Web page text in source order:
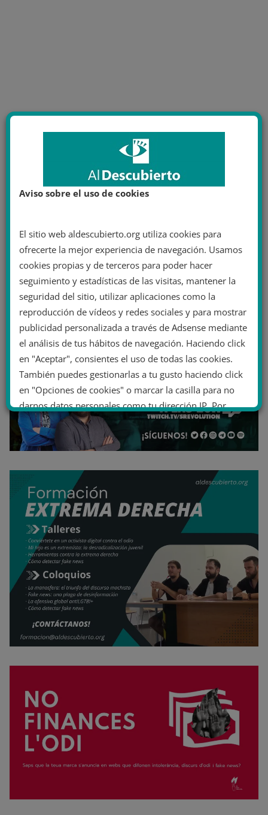
Aviso sobre el uso de cookies
El sitio web aldescubierto.org utiliza cookies para
ofrecerte la mejor experiencia de navegación. Usamos
cookies propias y de terceros para poder hacer
seguimiento y estadísticas de las visitas, mantener la
seguridad del sitio, utilizar aplicaciones como la
reproducción de vídeos y redes sociales y para mostrar
publicidad personalizada a través de Adsense mediante
el análisis de tus hábitos de navegación. Haciendo click
en "Aceptar", consientes el uso de todas las cookies.
También puedes gestionarlas a tu gusto haciendo click
en "Opciones de cookies" o marcar la casilla para no
darnos datos personales como tu dirección IP. Por
último, puedes leer nuestra Política de cookies.
.
Opciones de cookies Aceptar cookies
Política de cookies